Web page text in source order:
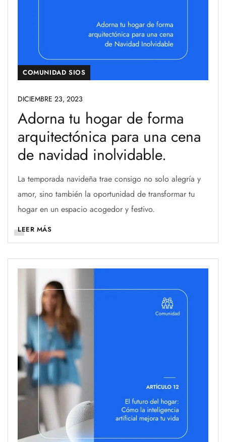
COMUNIDAD SIOS
DICIEMBRE 23, 2023
Adorna tu hogar de forma
arquitectónica para una cena
de navidad inolvidable.
La temporada navideña trae consigo no solo alegría y
amor, sino también la oportunidad de transformar tu
hogar en un espacio acogedor y festivo.
LEER MÁS